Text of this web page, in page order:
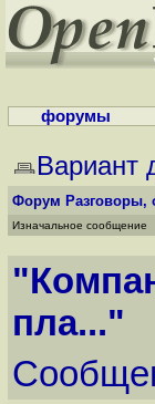
форумы
Вариант
Форум Разговоры,
Изначальное сообщение
пла..."